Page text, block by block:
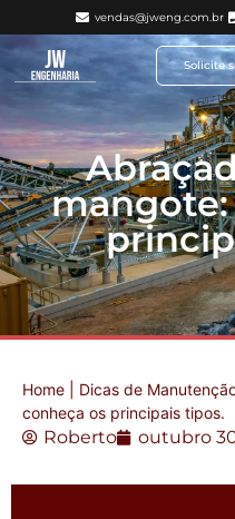
vendas@jweng.com.br
Solicite
Home Dicas de
conheça os principais tipos.
Roberto outubro